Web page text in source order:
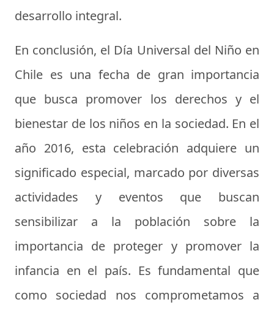
desarrollo integral.
En conclusión, el Día Universal del Niño en
Chile es una fecha de gran importancia
que busca promover los derechos y el
bienestar de los niños en la sociedad. En el
año 2016, esta celebración adquiere un
significado especial, marcado por diversas
actividades y eventos que buscan
sensibilizar a la población sobre la
importancia de proteger y promover la
infancia en el país. Es fundamental que
como sociedad nos comprometamos a